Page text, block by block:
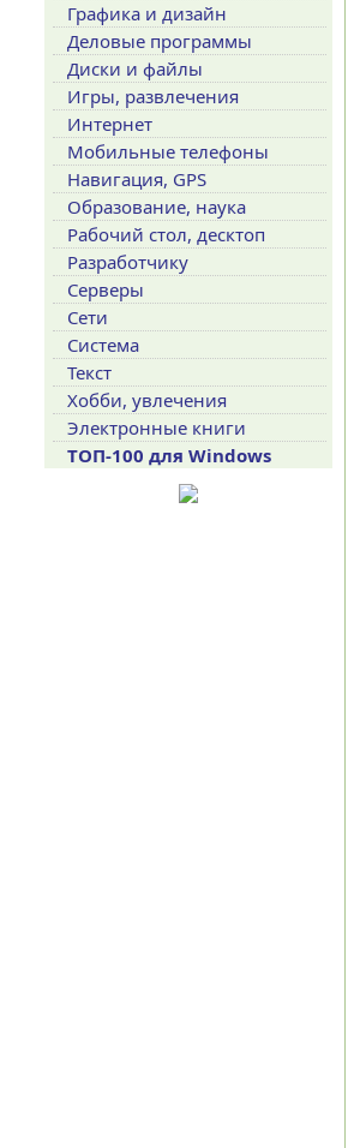
Графика и дизайн
Деловые программы
Диски и файлы
Игры, развлечения
Интернет
Мобильные телефоны
Навигация, GPS
Образование, наука
Рабочий стол, десктоп
Разработчику
Серверы
Сети
Система
Текст
Хобби, увлечения
Электронные книги
ТОП-100 для Windows